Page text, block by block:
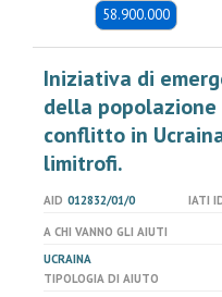
58.900.000
Iniziativa di
della
conflitto in
limitrofi.
AID 012832/01/0 IATI
A CHI VANNO GLI AIUTI
UCRAINA
TIPOLOGIA DI AIUTO